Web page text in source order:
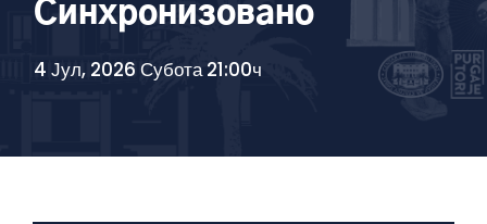
Синхронизовано
4 Јул, 2026 Субота 21:00ч